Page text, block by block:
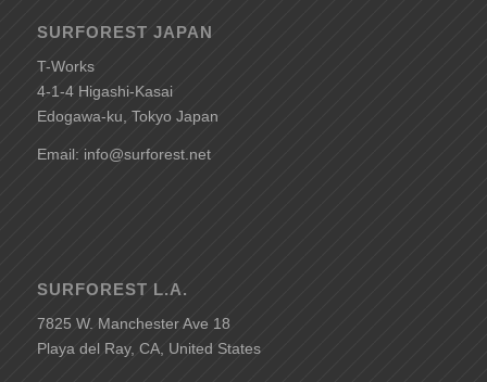
SURFOREST JAPAN
T-Works
4-1-4 Higashi-Kasai
Edogawa-ku, Tokyo Japan
Email: info@surforest.net
SURFOREST L.A.
7825 W. Manchester Ave 18
Playa del Ray, CA, United States